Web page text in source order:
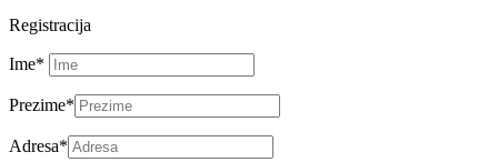
Registracija
Ime*
Prezime*
Adresa*